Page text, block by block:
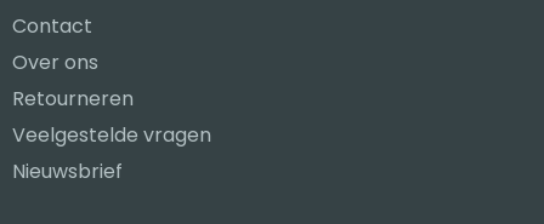
Contact
Over ons
Retourneren
Veelgestelde vragen
Nieuwsbrief